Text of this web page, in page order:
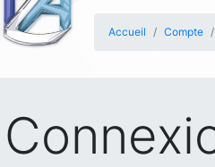
Accueil Compte